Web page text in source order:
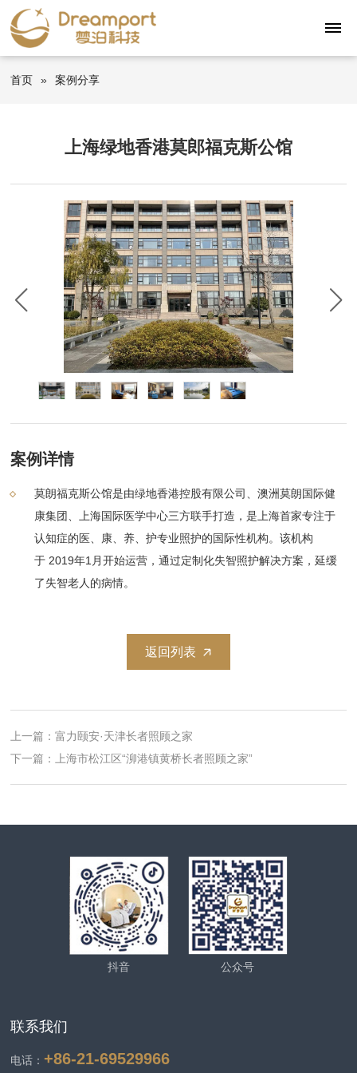
首页 » 案例分享
上海绿地香港莫郎福克斯公馆
案例详情
莫朗福克斯公馆是由绿地香港控股有限公司、澳洲莫朗国际健
康集团、上海国际医学中心三方联手打造，是上海首家专注于
认知症的医、康、养、护专业照护的国际性机构。该机构
于 2019年1月开始运营，通过定制化失智照护解决方案，延缓
了失智老人的病情。
返回列表
上一篇：富力颐安·天津长者照顾之家
下一篇：上海市松江区“泖港镇黄桥长者照顾之家”
抖音 公众号
联系我们
电话： +86-21-69529966